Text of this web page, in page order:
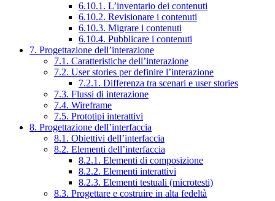
6.10.1. L’inventario dei contenuti
6.10.2. Revisionare i contenuti
6.10.3. Migrare i contenuti
6.10.4. Pubblicare i contenuti
7. Progettazione dell’interazione
7.1. Caratteristiche dell’interazione
7.2. User stories per definire l’interazione
7.2.1. Differenza tra scenari e user stories
7.3. Flussi di interazione
7.4. Wireframe
7.5. Prototipi interattivi
8. Progettazione dell’interfaccia
8.1. Obiettivi dell’interfaccia
8.2. Elementi dell’interfaccia
8.2.1. Elementi di composizione
8.2.2. Elementi interattivi
8.2.3. Elementi testuali (microtesti)
8.3. Progettare e costruire in alta fedeltà